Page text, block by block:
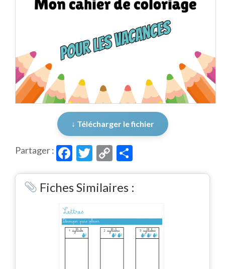
↓ Télécharger le fichier
Partager : Facebook
Twitter
Copy
Link
Fiches Similaires :